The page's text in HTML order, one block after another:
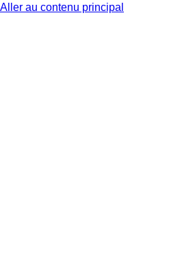
Aller au contenu principal